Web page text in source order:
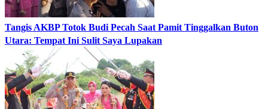
Tangis AKBP Totok Budi Pecah Saat Pamit Tinggalkan Buton
Utara: Tempat Ini Sulit Saya Lupakan